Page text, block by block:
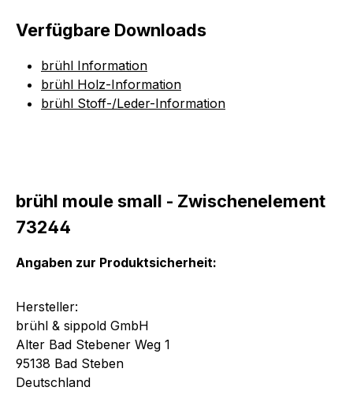
Verfügbare Downloads
brühl Information
brühl Holz-Information
brühl Stoff-/Leder-Information
brühl moule small - Zwischenelement
73244
Angaben zur Produktsicherheit:
Hersteller:
brühl & sippold GmbH
Alter Bad Stebener Weg 1
95138 Bad Steben
Deutschland